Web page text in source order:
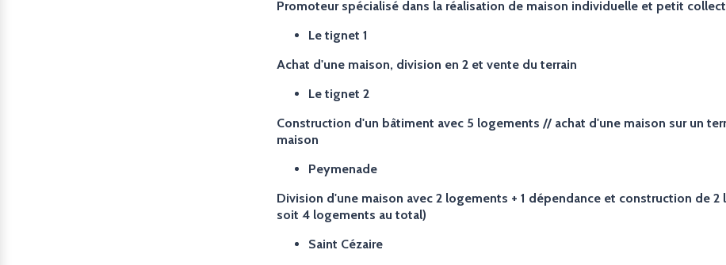
Promoteur spécialisé dans la réalisation de maison individuelle et petit
Le tignet 1
Achat d'une maison, division en 2 et vente du terrain
Le tignet 2
Construction d'un bâtiment avec 5 logements // achat d'une maison sur un
maison
Peymenade
Division d'une maison avec 2 logements + 1 dépendance et construction de
soit 4 logements au total)
Saint Cézaire